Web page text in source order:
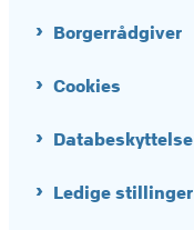
Borgerrådgiver
Cookies
Databeskyttelse
Ledige stillinger